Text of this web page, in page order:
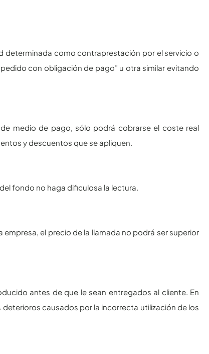
determinada como contraprestación por el servicio o
con obligación de pago” u otra similar evitando
medio de pago, sólo podrá cobrarse el coste real
y descuentos que se apliquen.
fondo no haga dificulosa la lectura.
el precio de la llamada no podrá ser superior
antes de que le sean entregados al cliente. En
causados por la incorrecta utilización de los